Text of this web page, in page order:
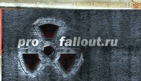
Приветствую Вас,Странник |Вход|Регистрация|RSS